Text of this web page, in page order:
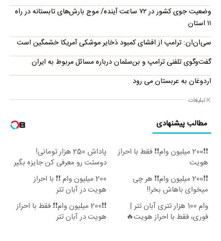
وضعیت جوی کشور در ۷۲ ساعت آینده/ موج بارش‌های تابستانه در راه
۱۱ استان
سی‌ان‌ان: ترامپ از افشای کمبود ذخایر موشکی آمریکا خشمگین است
گفت‌وگوی تلفنی ترامپ و بن‌سلمان درباره مسائل مربوط به ایران
اردوغان به عربستان می رود
تبلیغات
مطالب پیشنهادی
❗❗200 میلیون وام❗❗ فقط با احراز
هویت
پاداش 250 هزار تومانی!
دوستت رو معرفی کن جایزه بگیر
😍
❗❗200 میلیون وام❗❗ هر چی
میخوای باهاش بخر!!
200 میلیون وام ❗❗ با احراز
هویت در آبان تتر
وام 100 هزار تتری آبان تتر |
فوری، فقط با احراز هویت🔥
❗❗200 میلیون وام❗❗ فقط با احراز
هویت در آبان تتر